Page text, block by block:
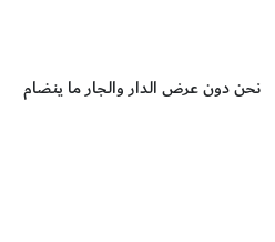
نحن دون عرض الدار والجار ما ينضام